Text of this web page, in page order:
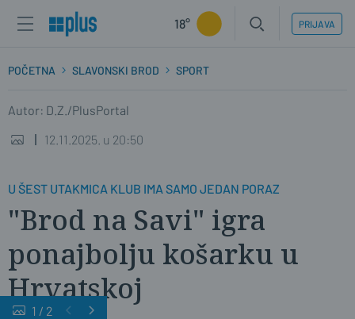
18° PRIJAVA
POČETNA SLAVONSKI BROD SPORT
Autor: D.Z./PlusPortal
12.11.2025. u 20:50
U ŠEST UTAKMICA KLUB IMA SAMO JEDAN PORAZ
"Brod na Savi" igra
ponajbolju košarku u
Hrvatskoj
1 / 2